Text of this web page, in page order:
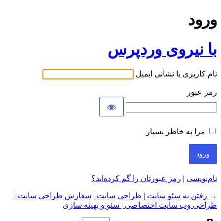
ورود
با نیروی وردپرس
نام کاربری یا نشانی ایمیل
رمز عبور
مرا به خاطر بسپار
نام‌نویسی | رمز عبورتان را گم کرده‌اید؟
→ رفتن به سئو سایت | طراحی سایت | سفارش طراحی سایت |
طراحی وب سایت اختصاصی | سئو و بهینه سازی